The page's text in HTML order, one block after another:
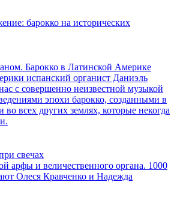
барокко на исторических
Барокко в Латинской Америке
испанский органист Даниэль
с совершенно неизвестной музыкой
эпохи барокко, созданными в
всех других землях, которые некогда
свечах
арфы и величественного органа. 1000
Олеся Кравченко и Надежда